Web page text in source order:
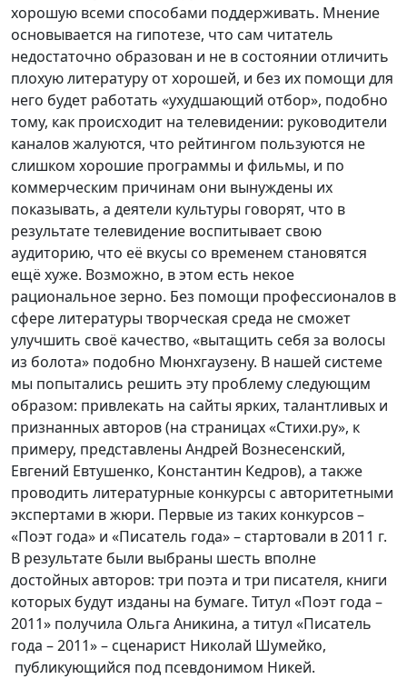
хорошую всеми способами поддерживать. Мнение
основывается на гипотезе, что сам читатель
недостаточно образован и не в состоянии отличить
плохую литературу от хорошей, и без их помощи для
него будет работать «ухудшающий отбор», подобно
тому, как происходит на телевидении: руководители
каналов жалуются, что рейтингом пользуются не
слишком хорошие программы и фильмы, и по
коммерческим причинам они вынуждены их
показывать, а деятели культуры говорят, что в
результате телевидение воспитывает свою
аудиторию, что её вкусы со временем становятся
ещё хуже. Возможно, в этом есть некое
рациональное зерно. Без помощи профессионалов в
сфере литературы творческая среда не сможет
улучшить своё качество, «вытащить себя за волосы
из болота» подобно Мюнхгаузену. В нашей системе
мы попытались решить эту проблему следующим
образом: привлекать на сайты ярких, талантливых и
признанных авторов (на страницах «Стихи.ру», к
примеру, представлены Андрей Вознесенский,
Евгений Евтушенко, Константин Кедров), а также
проводить литературные конкурсы с авторитетными
экспертами в жюри. Первые из таких конкурсов –
«Поэт года» и «Писатель года» – стартовали в 2011 г.
В результате были выбраны шесть вполне
достойных авторов: три поэта и три писателя, книги
которых будут изданы на бумаге. Титул «Поэт года –
2011» получила Ольга Аникина, а титул «Писатель
года – 2011» – сценарист Николай Шумейко,
публикующийся под псевдонимом Никей.